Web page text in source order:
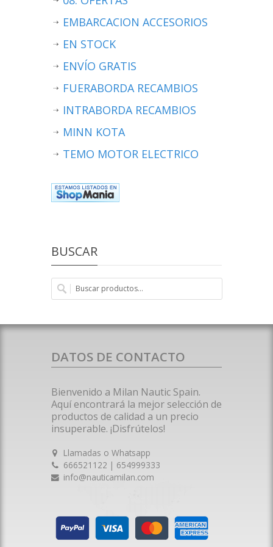
EMBARCACION ACCESORIOS
EN STOCK
ENVÍO GRATIS
FUERABORDA RECAMBIOS
INTRABORDA RECAMBIOS
MINN KOTA
TEMO MOTOR ELECTRICO
BUSCAR
DATOS DE CONTACTO
Bienvenido a Milan Nautic Spain.
Aquí encontrará la mejor selección de
productos de calidad a un precio
insuperable. ¡Disfrútelos!
Llamadas o Whatsapp
666521122 | 654999333
info@nauticamilan.com